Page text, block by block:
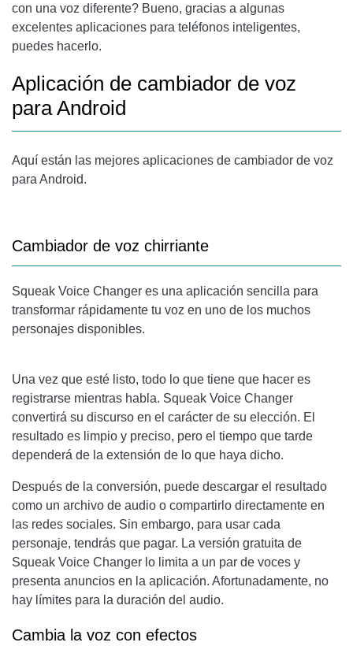
con una voz diferente? Bueno, gracias a algunas
excelentes aplicaciones para teléfonos inteligentes,
puedes hacerlo.
Aplicación de cambiador de voz
para Android
Aquí están las mejores aplicaciones de cambiador de voz
para Android.
Cambiador de voz chirriante
Squeak Voice Changer es una aplicación sencilla para
transformar rápidamente tu voz en uno de los muchos
personajes disponibles.
Una vez que esté listo, todo lo que tiene que hacer es
registrarse mientras habla. Squeak Voice Changer
convertirá su discurso en el carácter de su elección. El
resultado es limpio y preciso, pero el tiempo que tarde
dependerá de la extensión de lo que haya dicho.
Después de la conversión, puede descargar el resultado
como un archivo de audio o compartirlo directamente en
las redes sociales. Sin embargo, para usar cada
personaje, tendrás que pagar. La versión gratuita de
Squeak Voice Changer lo limita a un par de voces y
presenta anuncios en la aplicación. Afortunadamente, no
hay límites para la duración del audio.
Cambia la voz con efectos